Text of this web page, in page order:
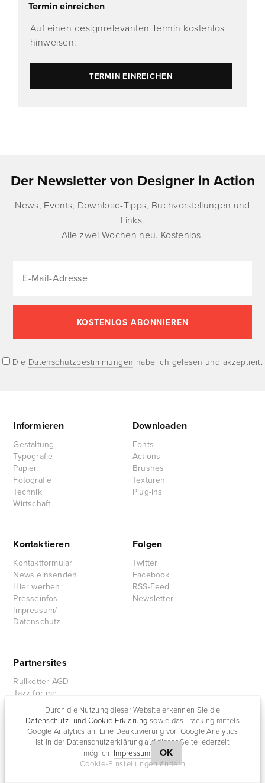
Durch die Nutzung dieser Website erkennen Sie die
Datenschutz- und Cookie-Erklärung sowie das Tracking mittels
Google Analytics an. Eine Deaktivierung von Google Analytics
ist in der Datenschutzerklärung auf dieser Seite jederzeit
möglich. Impressum OK
Cookie-Einstellungen ändern
Termin einreichen
Auf einen designrelevanten Termin kostenlos
hinweisen:
TERMIN EINREICHEN
Der Newsletter von Designer in Action
News, Events, Download-Tipps, Buchvorstellungen und
Links.
Alle zwei Wochen neu. Kostenlos.
Die Datenschutzbestimmungen habe ich gelesen und akzeptiert.
Informieren
Gestaltung
Typografie
Papier
Fotografie
Technik
Wirtschaft
Downloaden
Fonts
Actions
Brushes
Texturen
Plug-ins
Kontaktieren
Kontaktformular
News einsenden
Hier werben
Presseinfos
Impressum/
Datenschutz
Folgen
Twitter
Facebook
RSS-Feed
Newsletter
Partnersites
Rullkötter AGD
Jazz for me